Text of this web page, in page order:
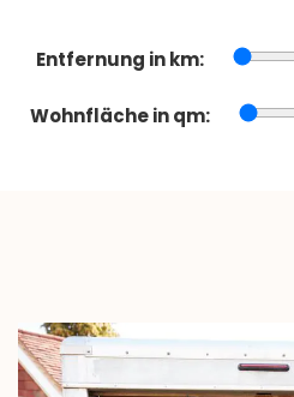
Entfernung in km:
Wohnfläche in qm: